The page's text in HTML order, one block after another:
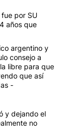
por SU
años que
argentino y
consejo a
libre para que
que así
-
y dejando el
no